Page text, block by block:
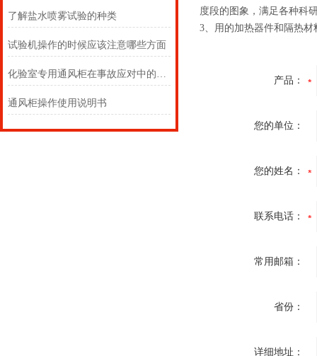
了解盐水喷雾试验的种类
试验机操作的时候应该注意哪些方面
化验室专用通风柜在事故应对中的角色
通风柜操作使用说明书
度段的图象，满足各种科
3、用的加热器件和隔热
产品：
您的单位：
您的姓名：
联系电话：
常用邮箱：
省份：
详细地址：